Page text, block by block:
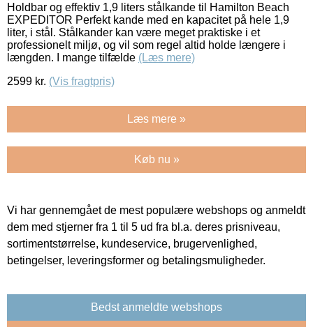
Holdbar og effektiv 1,9 liters stålkande til Hamilton Beach
EXPEDITOR Perfekt kande med en kapacitet på hele 1,9
liter, i stål. Stålkander kan være meget praktiske i et
professionelt miljø, og vil som regel altid holde længere i
længden. I mange tilfælde (Læs mere)
2599 kr. (Vis fragtpris)
Læs mere »
Køb nu »
Vi har gennemgået de mest populære webshops og anmeldt
dem med stjerner fra 1 til 5 ud fra bl.a. deres prisniveau,
sortimentstørrelse, kundeservice, brugervenlighed,
betingelser, leveringsformer og betalingsmuligheder.
Bedst anmeldte webshops